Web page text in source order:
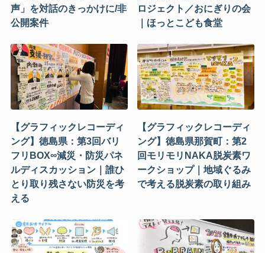
声」を対話のきっかけに/非
公開案件
ロジェクト／おにぎりの会
｜ほっとこども食堂
【グラフィックレコーディ
ング】徳島県：第3回バリ
フリBOX∞減災・防災パネ
ルディスカッション｜誰ひ
とり取り残さない防災を考
える
【グラフィックレコーディ
ング】徳島県那賀町：第2
回モリモリNAKA脱炭素ワ
ークショップ｜地域ぐるみ
で考える脱炭素の取り組み